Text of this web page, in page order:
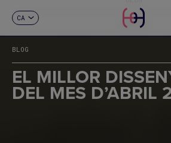
CA
FR
DE
IT
PT
CONTACTE
BLOG
EL MILLOR
DEL MES D’ABRIL